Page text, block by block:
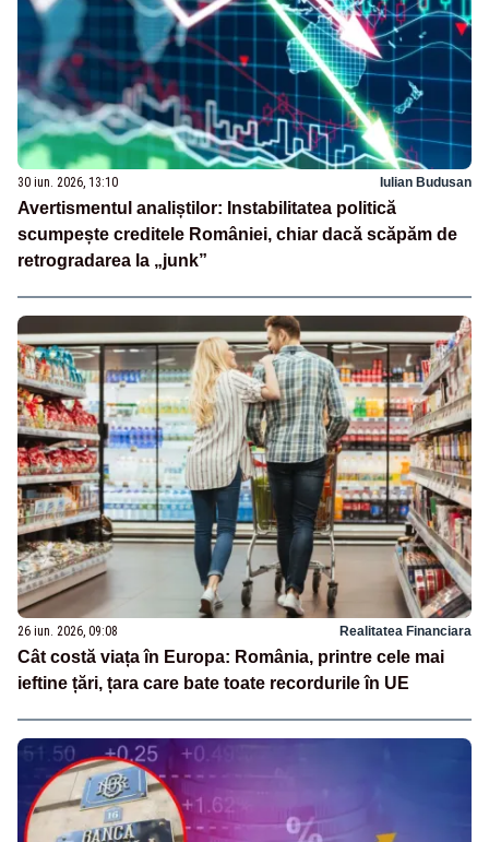
30 iun. 2026, 13:10 Iulian Budusan
Avertismentul analiștilor: Instabilitatea politică
scumpește creditele României, chiar dacă scăpăm de
retrogradarea la „junk”
26 iun. 2026, 09:08 Realitatea Financiara
Cât costă viața în Europa: România, printre cele mai
ieftine țări, țara care bate toate recordurile în UE